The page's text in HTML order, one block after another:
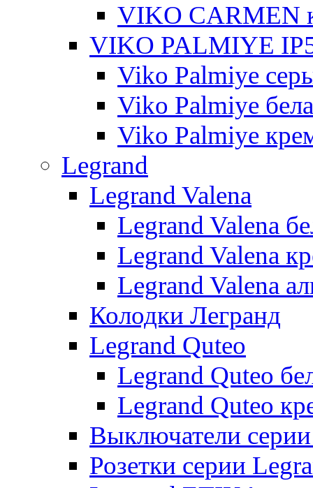
VIKO CARMEN
VIKO PALMIYE
Viko Palmiye
Viko Palmiye
Viko Palmiye
Legrand
Legrand Valena
Legrand Valena
Legrand Valena
Legrand Valena
Колодки Легранд
Legrand Quteo
Legrand Quteo
Legrand Quteo
Выключатели
Розетки серии